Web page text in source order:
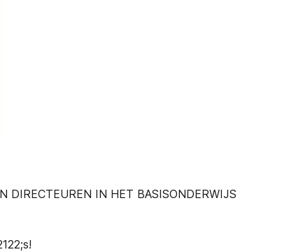
DIRECTEUREN IN HET BASISONDERWIJS